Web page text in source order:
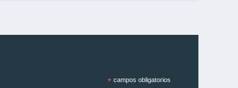
*campos obligatorios